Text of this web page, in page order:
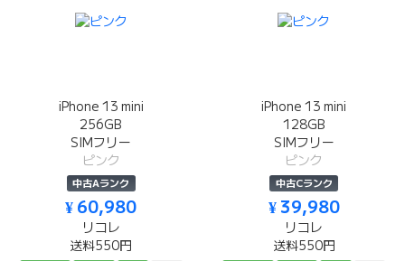
iPhone 13 mini
256GB
SIMフリー
ピンク
中古Aランク
¥ 60,980
リコレ
送料550円
iPhone 13 mini
128GB
SIMフリー
ピンク
中古Cランク
¥ 39,980
リコレ
送料550円